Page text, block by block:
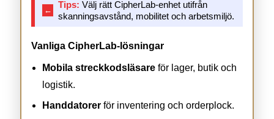
←
Tips: Välj rätt CipherLab-enhet utifrån
skanningsavstånd, mobilitet och arbetsmiljö.
Vanliga CipherLab-lösningar
Mobila streckkodsläsare för lager, butik och
logistik.
Handdatorer för inventering och orderplock.